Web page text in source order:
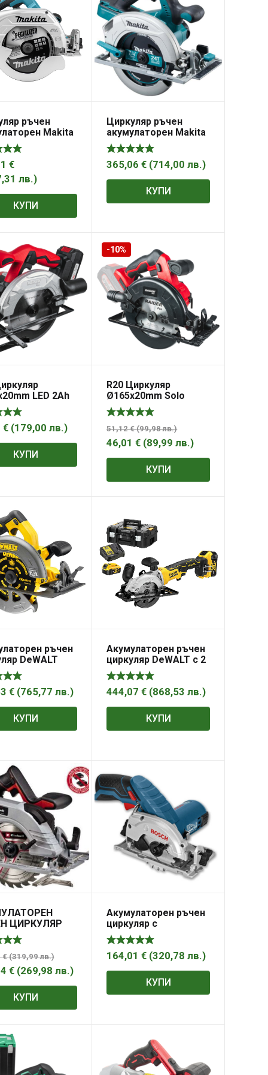
ръчен
Makita
и
€
лв.)
КУПИ
Циркуляр ръчен
акумулаторен Makita
без батерия и
зарядно, 36 V, ф 190
мм, 4800 об./мин,
365,06€ (714,00лв.)
КУПИ
LED 2Ah
€ (179,00 лв.)
КУПИ
-10%
R20 Циркуляр
Ø165x20mm Solo
RDP-YCS20
51,12€ (99,98лв.)
46,01€ (89,99лв.)
КУПИ
ръчен
DeWALT
и
54 V, ф 190
об./мин,
€ (765,77 лв.)
КУПИ
Акумулаторен ръчен
циркуляр DeWALT с 2
батерии и зарядно,
18 V, 5 Ah, ф 115 мм,
4500 об./мин,
444,07€ (868,53лв.)
КУПИ
ЦИРКУЛЯР
18/190 LI BL –
X-
€ (319,99лв.)
€ (269,98 лв.)
КУПИ
Акумулаторен ръчен
циркуляр с
диамантен диск GKS
12V-26 Professional
Bosch
164,01€ (320,78лв.)
КУПИ